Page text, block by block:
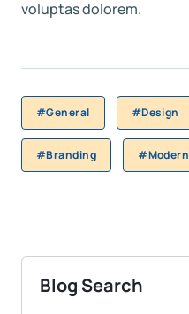
voluptas dolorem.
#General #Design
#Branding #Modern
Blog Search